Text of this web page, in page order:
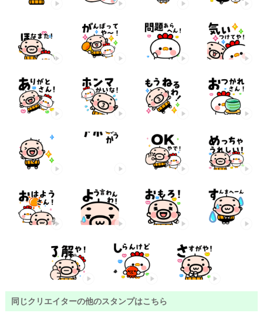
同じクリエイターの他のスタンプはこちら